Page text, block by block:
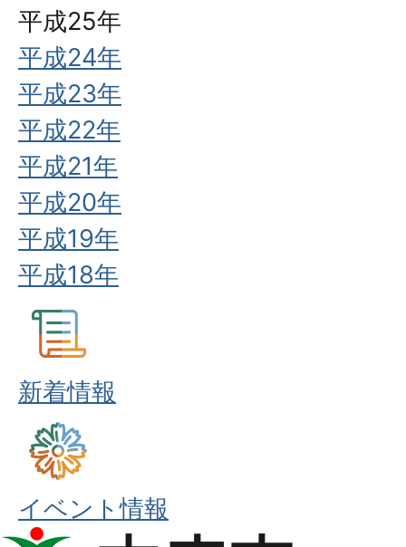
平成25年
平成24年
平成23年
平成22年
平成21年
平成20年
平成19年
平成18年
新着情報
イベント情報